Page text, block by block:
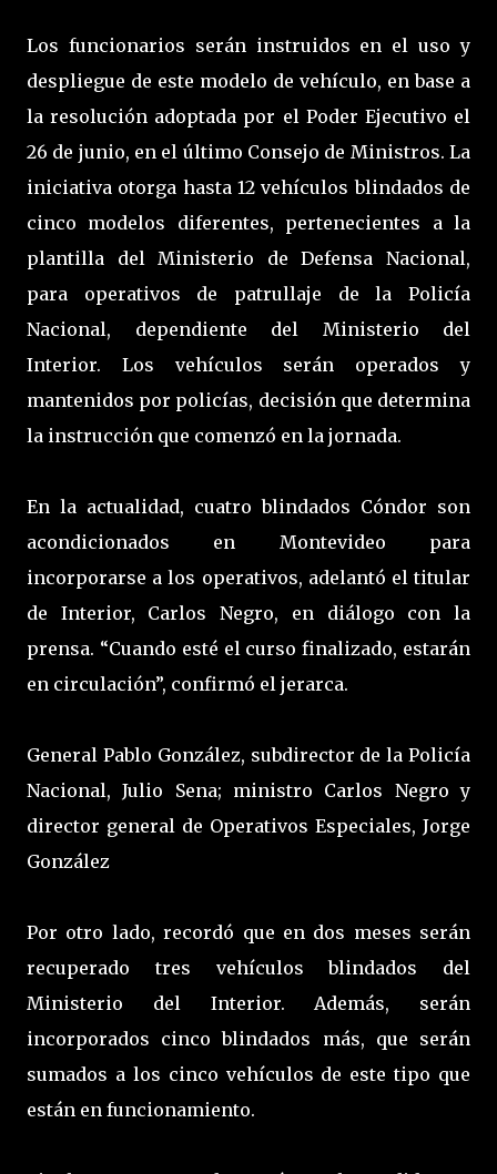
Los funcionarios serán instruidos en el uso y
despliegue de este modelo de vehículo, en base a
la resolución adoptada por el Poder Ejecutivo el
26 de junio, en el último Consejo de Ministros. La
iniciativa otorga hasta 12 vehículos blindados de
cinco modelos diferentes, pertenecientes a la
plantilla del Ministerio de Defensa Nacional,
para operativos de patrullaje de la Policía
Nacional, dependiente del Ministerio del
Interior. Los vehículos serán operados y
mantenidos por policías, decisión que determina
la instrucción que comenzó en la jornada.
En la actualidad, cuatro blindados Cóndor son
acondicionados en Montevideo para
incorporarse a los operativos, adelantó el titular
de Interior, Carlos Negro, en diálogo con la
prensa. “Cuando esté el curso finalizado, estarán
en circulación”, confirmó el jerarca.
General Pablo González, subdirector de la Policía
Nacional, Julio Sena; ministro Carlos Negro y
director general de Operativos Especiales, Jorge
González
Por otro lado, recordó que en dos meses serán
recuperado tres vehículos blindados del
Ministerio del Interior. Además, serán
incorporados cinco blindados más, que serán
sumados a los cinco vehículos de este tipo que
están en funcionamiento.